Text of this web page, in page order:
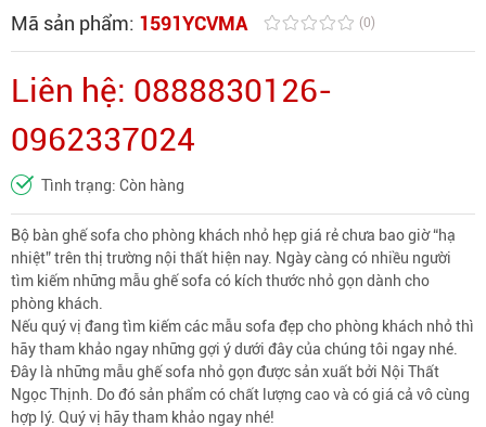
Mã sản phẩm: 1591YCVMA (0)
Liên hệ: 0888830126-
0962337024
Tình trạng: Còn hàng
Bộ bàn ghế sofa cho phòng khách nhỏ hẹp giá rẻ chưa bao giờ “hạ
nhiệt” trên thị trường nội thất hiện nay. Ngày càng có nhiều người
tìm kiếm những mẫu ghế sofa có kích thước nhỏ gọn dành cho
phòng khách.
Nếu quý vị đang tìm kiếmcác mẫu sofa đẹp cho phòng khách nhỏthì
hãy tham khảo ngay những gợi ý dưới đây của chúng tôi ngay nhé.
Đây là những mẫu ghế sofa nhỏ gọn được sản xuất bởi Nội Thất
Ngọc Thịnh. Do đó sản phẩm có chất lượng cao và có giá cả vô cùng
hợp lý. Quý vị hãy tham khảo ngay nhé!